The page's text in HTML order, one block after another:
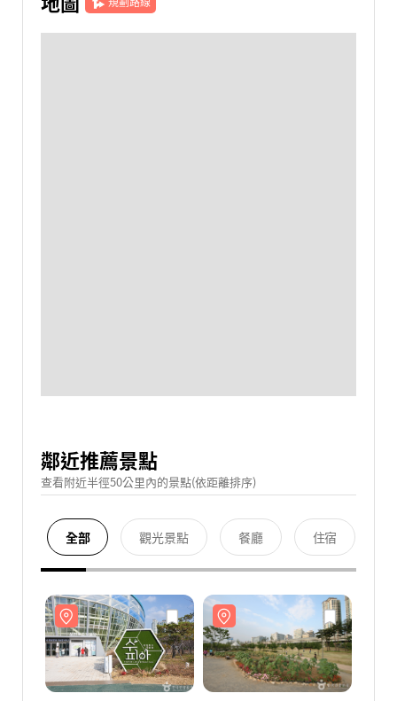
鄰近推薦景點
查看附近半徑50公里內的景點(依距離排序)
全部 觀光景點 餐廳 住宿